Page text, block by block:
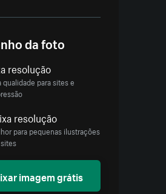
da foto
resolução
qualidade para sites e
resolução
para pequenas ilustrações
imagem grátis